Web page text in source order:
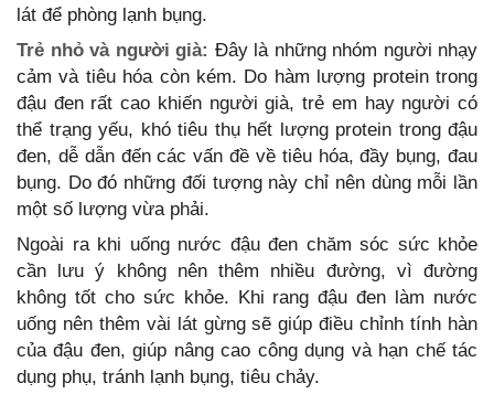
lát để phòng lạnh bụng.
Trẻ nhỏ và người già: Đây là những nhóm người nhạy
cảm và tiêu hóa còn kém. Do hàm lượng protein trong
đậu đen rất cao khiến người già, trẻ em hay người có
thể trạng yếu, khó tiêu thụ hết lượng protein trong đậu
đen, dễ dẫn đến các vấn đề về tiêu hóa, đầy bụng, đau
bụng. Do đó những đối tượng này chỉ nên dùng mỗi lần
một số lượng vừa phải.
Ngoài ra khi uống nước đậu đen chăm sóc sức khỏe
cần lưu ý không nên thêm nhiều đường, vì đường
không tốt cho sức khỏe. Khi rang đậu đen làm nước
uống nên thêm vài lát gừng sẽ giúp điều chỉnh tính hàn
của đậu đen, giúp nâng cao công dụng và hạn chế tác
dụng phụ, tránh lạnh bụng, tiêu chảy.